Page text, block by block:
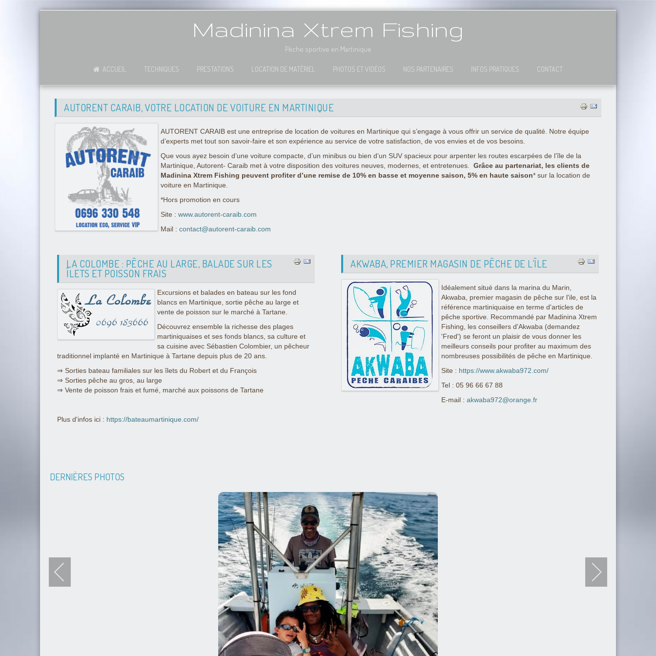
Madinina Xtrem Fishing
Pêche sportive en Martinique
ACCUEIL TECHNIQUES PRESTATIONS LOCATION DE MATÉRIEL PHOTOS ET VIDÉOS NOS PARTENAIRES INFOS PRATIQUES CONTACT
AUTORENT CARAIB, VOTRE LOCATION DE VOITURE EN MARTINIQUE
AUTORENT CARAIB est une entreprise de location de voitures en Martinique qui s’engage à vous offrir un service de qualité. Notre équipe
d’experts met tout son savoir-faire et son expérience au service de votre satisfaction, de vos envies et de vos besoins.
Que vous ayez besoin d’une voiture compacte, d’un minibus ou bien d’un SUV spacieux pour arpenter les routes escarpées de l’île de la
Martinique, Autorent- Caraib met à votre disposition des voitures neuves, modernes, et entretenues. Grâce au partenariat, les clients de
Madinina Xtrem Fishing peuvent profiter d’une remise de 10% en basse et moyenne saison, 5% en haute saison* sur la location de
voiture en Martinique.
*Hors promotion en cours
Site : www.autorent-caraib.com
Mail : contact@autorent-caraib.com
LA COLOMBE : PÊCHE AU LARGE, BALADE SUR LES
ÎLETS ET POISSON FRAIS
Excursions et balades en bateau sur les fond
blancs en Martinique, sortie pêche au large et
vente de poisson sur le marché à Tartane.
Découvrez ensemble la richesse des plages
martiniquaises et ses fonds blancs, sa culture et
sa cuisine avec Sébastien Colombier, un pêcheur
traditionnel implanté en Martinique à Tartane depuis plus de 20 ans.
⇒ Sorties bateau familiales sur les îlets du Robert et du François
⇒ Sorties pêche au gros, au large
⇒ Vente de poisson frais et fumé, marché aux poissons de Tartane
Plus d'infos ici : https://bateaumartinique.com/
AKWABA, PREMIER MAGASIN DE PÊCHE DE L’ÎLE
Idéalement situé dans la marina du Marin,
Akwaba, premier magasin de pêche sur l'ile, est la
référence martiniquaise en terme d'articles de
pêche sportive. Recommandé par Madinina Xtrem
Fishing, les conseillers d'Akwaba (demandez
'Fred') se feront un plaisir de vous donner les
meilleurs conseils pour profiter au maximum des
nombreuses possibilités de pêche en Martinique.
Site : https://www.akwaba972.com/
Tel : 05 96 66 67 88
E-mail :akwaba972@orange.fr
DERNIÈRES PHOTOS